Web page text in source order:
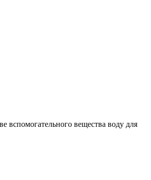
вспомогательного вещества воду для